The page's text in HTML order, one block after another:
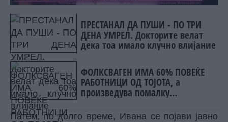
ПРЕСТАНАЛ ДА ПУШИ - ПО ТРИ
ДЕНА УМРЕЛ. Докторите велат
дека тоа имало клучно влијание
ФОЛКСВАГЕН ИМА 60% ПОВЕЌЕ
РАБОТНИЦИ ОД ТОЈОТА, а
произведува помалку
автомобили. Зошто?
Патем, по долго време, Ивана се појави јавно